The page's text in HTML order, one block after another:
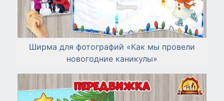
Ширма для фотографий «Как мы провели
новогодние каникулы»